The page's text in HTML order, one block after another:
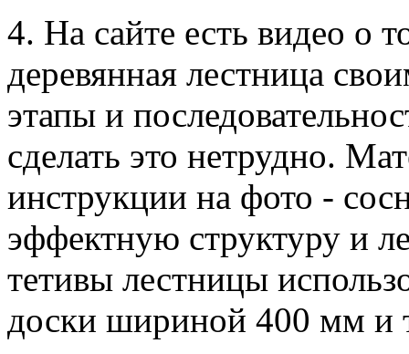
4. На сайте есть видео о
деревянная лестница
этапы и
сделать это нетрудно.
инструкции на фото -
эффектную структуру и
тетивы лестницы
доски шириной 400 мм и